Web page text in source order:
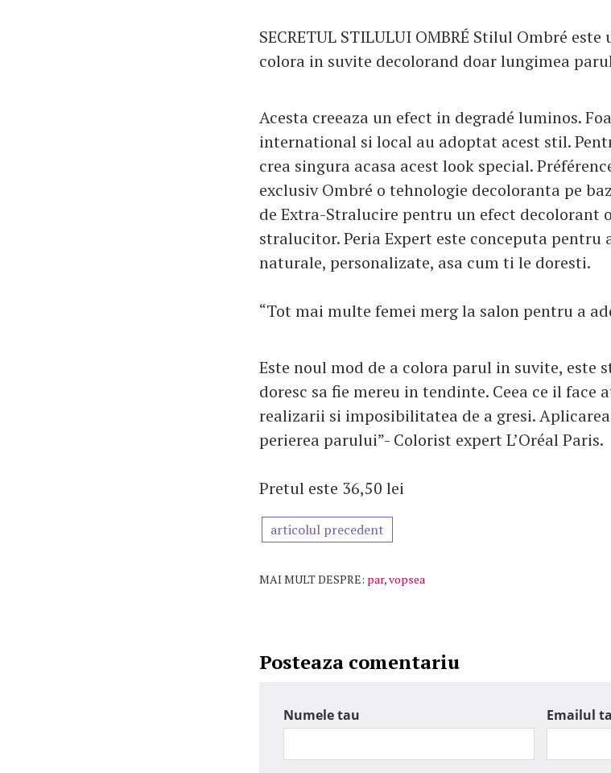
SECRETUL STILULUI OMBRÉ Stilul Ombré
colora in suvite decolorand doar lungimea
Acesta creeaza un efect in degradé luminos.
international si local au adoptat acest stil.
crea singura acasa acest look special.
exclusiv Ombré o tehnologie decoloranta pe
de Extra-Stralucire pentru un efect decolorant
stralucitor. Peria Expert este conceputa
naturale, personalizate, asa cum ti le doresti.
“Tot mai multe femei merg la salon pentru a
Este noul mod de a colora parul in suvite, este
doresc sa fie mereu in tendinte. Ceea ce il
realizarii si imposibilitatea de a gresi.
perierea parului”- Colorist expert L’Oréal Paris.
Pretul este 36,50 lei
articolul precedent
MAI MULT DESPRE: par,vopsea
Posteaza comentariu
Numele tau Emailul